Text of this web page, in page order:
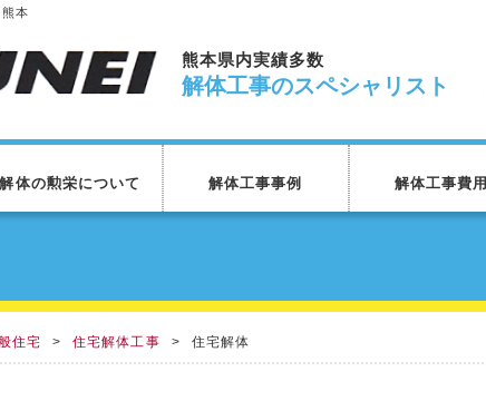
本
熊本県内実績多数
解体工事のスペシャリスト
解体の勲栄について 解体工事事例 解体工事費用
住宅 住宅解体工事 住宅解体